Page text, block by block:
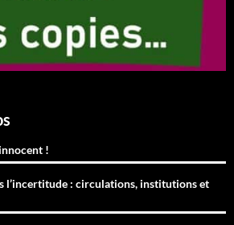
!
l’incertitude : circulations, institutions et